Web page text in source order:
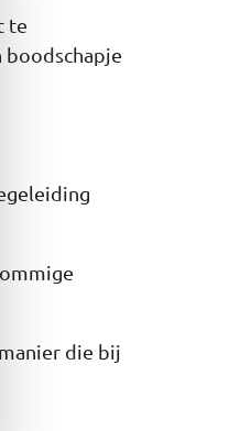
te
boodschapje
die bij